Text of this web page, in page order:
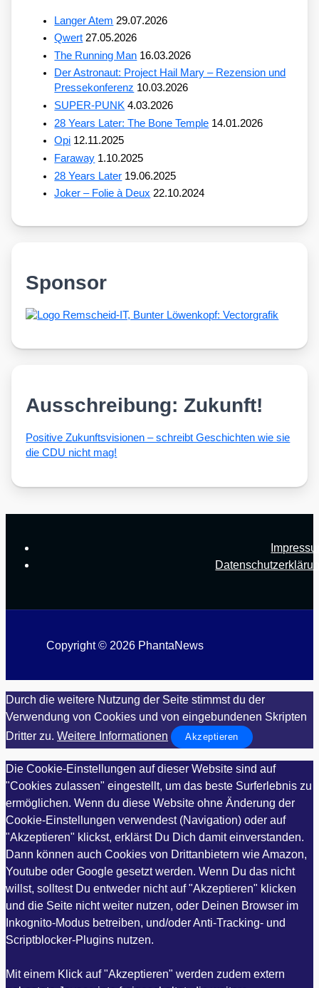
Langer Atem 29.07.2026
Qwert 27.05.2026
The Running Man 16.03.2026
Der Astronaut: Project Hail Mary – Rezension und
Pressekonferenz 10.03.2026
SUPER-PUNK 4.03.2026
28 Years Later: The Bone Temple 14.01.2026
Opi 12.11.2025
Faraway 1.10.2025
28 Years Later 19.06.2025
Joker – Folie à Deux 22.10.2024
Sponsor
Ausschreibung: Zukunft!
Posi­ti­ve Zukunfts­vi­sio­nen – schreibt Geschich­ten wie sie
die CDU nicht mag!
Copyright © 2026 PhantaNews
Durch die weitere Nutzung der Seite stimmst du der
Verwendung von Cookies und von eingebundenen Skripten
Dritter zu. Weitere Informationen Akzeptieren
Die Cookie-Einstellungen auf dieser Website sind auf
"Cookies zulassen" eingestellt, um das beste Surferlebnis zu
ermöglichen. Wenn du diese Website ohne Änderung der
Cookie-Einstellungen verwendest (Navigation) oder auf
"Akzeptieren" klickst, erklärst Du Dich damit einverstanden.
Dann können auch Cookies von Drittanbietern wie Amazon,
Youtube oder Google gesetzt werden. Wenn Du das nicht
willst, solltest Du entweder nicht auf "Akzeptieren" klicken
und die Seite nicht weiter nutzen, oder Deinen Browser im
Inkognito-Modus betreiben, und/oder Anti-Tracking- und
Scriptblocker-Plugins nutzen.
Mit einem Klick auf "Akzeptieren" werden zudem extern